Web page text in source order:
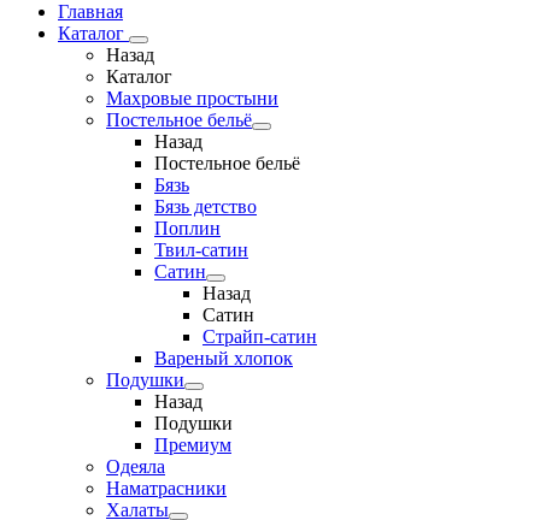
Главная
Каталог
Назад
Каталог
Махровые простыни
Постельное бельё
Назад
Постельное бельё
Бязь
Бязь детство
Поплин
Твил-сатин
Сатин
Назад
Сатин
Страйп-сатин
Вареный хлопок
Подушки
Назад
Подушки
Премиум
Одеяла
Наматрасники
Халаты